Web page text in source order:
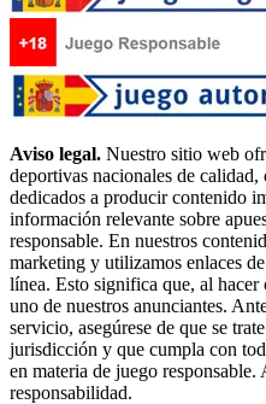
Aviso legal. Nuestro sitio web
deportivas nacionales de
dedicados a producir contenido
información relevante sobre
responsable. En nuestros
marketing y utilizamos enlaces
línea. Esto significa que, al
uno de nuestros anunciantes.
servicio, asegúrese de que se
jurisdicción y que cumpla con
en materia de juego
responsabilidad.